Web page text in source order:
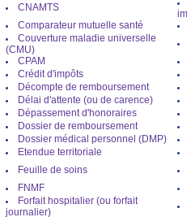
CNAMTS
Comparateur mutuelle santé
Couverture maladie universelle
(CMU)
CPAM
Crédit d'impôts
Décompte de remboursement
Délai d'attente (ou de carence)
Dépassement d'honoraires
Dossier de remboursement
Dossier médical personnel (DMP)
Etendue territoriale
Feuille de soins
FNMF
Forfait hospitalier (ou forfait
journalier)